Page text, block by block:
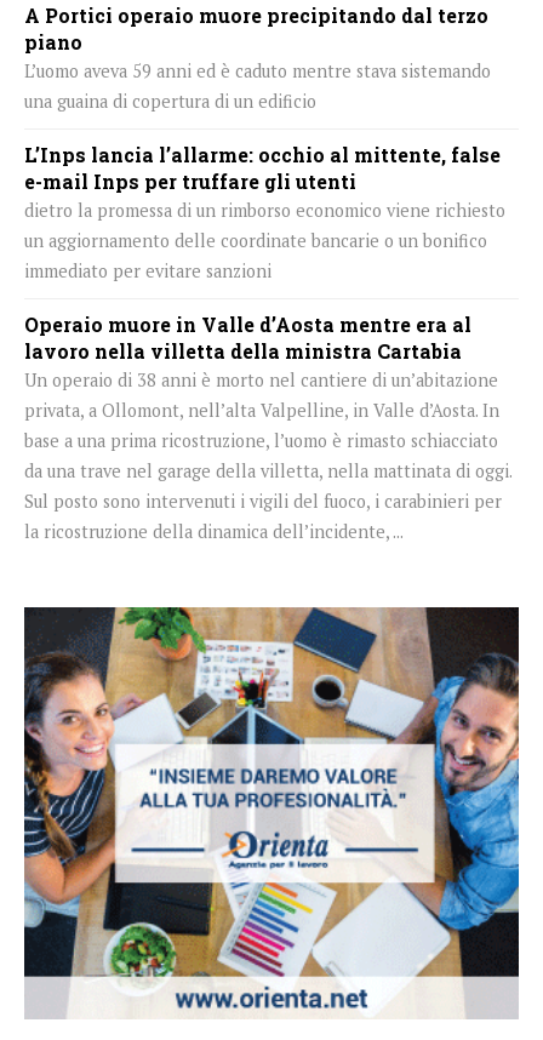
A Portici operaio muore precipitando dal terzo
piano
L’uomo aveva 59 anni ed è caduto mentre stava sistemando
una guaina di copertura di un edificio
L’Inps lancia l’allarme: occhio al mittente, false
e-mail Inps per truffare gli utenti
dietro la promessa di un rimborso economico viene richiesto
un aggiornamento delle coordinate bancarie o un bonifico
immediato per evitare sanzioni
Operaio muore in Valle d’Aosta mentre era al
lavoro nella villetta della ministra Cartabia
Un operaio di 38 anni è morto nel cantiere di un’abitazione
privata, a Ollomont, nell’alta Valpelline, in Valle d’Aosta. In
base a una prima ricostruzione, l’uomo è rimasto schiacciato
da una trave nel garage della villetta, nella mattinata di oggi.
Sul posto sono intervenuti i vigili del fuoco, i carabinieri per
la ricostruzione della dinamica dell’incidente, ...